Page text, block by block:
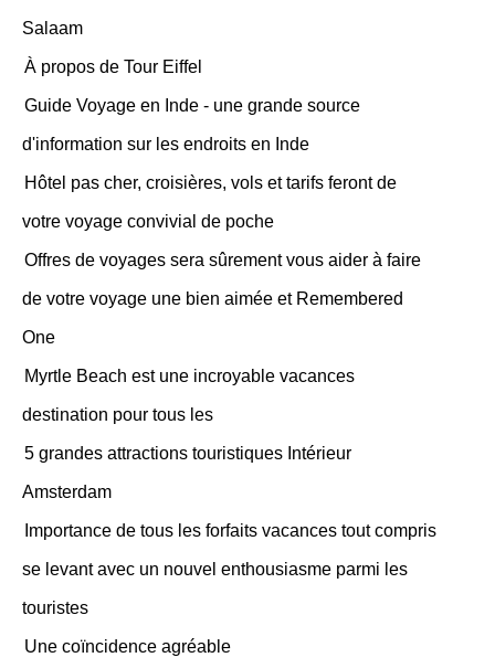
Salaam
À propos de Tour Eiffel
Guide Voyage en Inde - une grande source
d'information sur les endroits en Inde
Hôtel pas cher, croisières, vols et tarifs feront de
votre voyage convivial de poche
Offres de voyages sera sûrement vous aider à faire
de votre voyage une bien aimée et Remembered
One
Myrtle Beach est une incroyable vacances
destination pour tous les
5 grandes attractions touristiques Intérieur
Amsterdam
Importance de tous les forfaits vacances tout compris
se levant avec un nouvel enthousiasme parmi les
touristes
Une coïncidence agréable